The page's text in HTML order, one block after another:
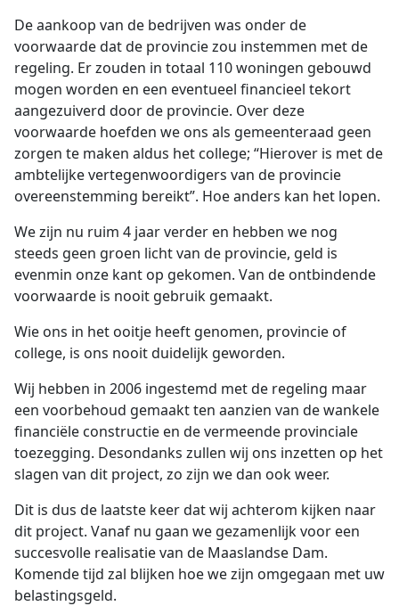
De aankoop van de bedrijven was onder de
voorwaarde dat de provincie zou instemmen met de
regeling. Er zouden in totaal 110 woningen gebouwd
mogen worden en een eventueel financieel tekort
aangezuiverd door de provincie. Over deze
voorwaarde hoefden we ons als gemeenteraad geen
zorgen te maken aldus het college; “Hierover is met de
ambtelijke vertegenwoordigers van de provincie
overeenstemming bereikt”. Hoe anders kan het lopen.
We zijn nu ruim 4 jaar verder en hebben we nog
steeds geen groen licht van de provincie, geld is
evenmin onze kant op gekomen. Van de ontbindende
voorwaarde is nooit gebruik gemaakt.
Wie ons in het ooitje heeft genomen, provincie of
college, is ons nooit duidelijk geworden.
Wij hebben in 2006 ingestemd met de regeling maar
een voorbehoud gemaakt ten aanzien van de wankele
financiële constructie en de vermeende provinciale
toezegging. Desondanks zullen wij ons inzetten op het
slagen van dit project, zo zijn we dan ook weer.
Dit is dus de laatste keer dat wij achterom kijken naar
dit project. Vanaf nu gaan we gezamenlijk voor een
succesvolle realisatie van de Maaslandse Dam.
Komende tijd zal blijken hoe we zijn omgegaan met uw
belastingsgeld.